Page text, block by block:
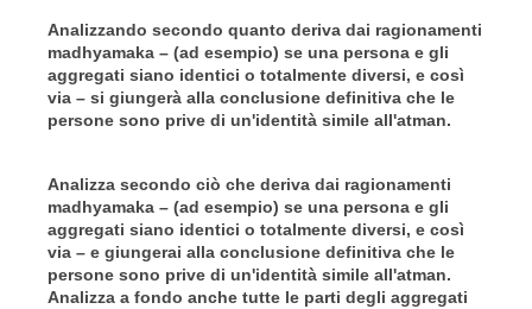
Analizzando secondo quanto deriva dai ragionamenti
madhyamaka – (ad esempio) se una persona e gli
aggregati siano identici o totalmente diversi, e così
via – si giungerà alla conclusione definitiva che le
persone sono prive di un'identità simile all'atman.
Analizza secondo ciò che deriva dai ragionamenti
madhyamaka – (ad esempio) se una persona e gli
aggregati siano identici o totalmente diversi, e così
via – e giungerai alla conclusione definitiva che le
persone sono prive di un'identità simile all'atman.
Analizza a fondo anche tutte le parti degli aggregati